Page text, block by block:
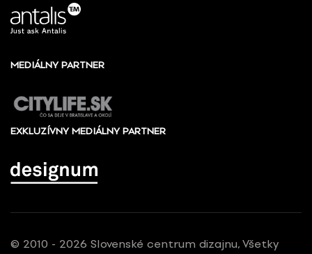
MEDIÁLNY PARTNER
EXKLUZÍVNY MEDIÁLNY PARTNER
© 2010 - 2026 Slovenské centrum dizajnu, Všetky